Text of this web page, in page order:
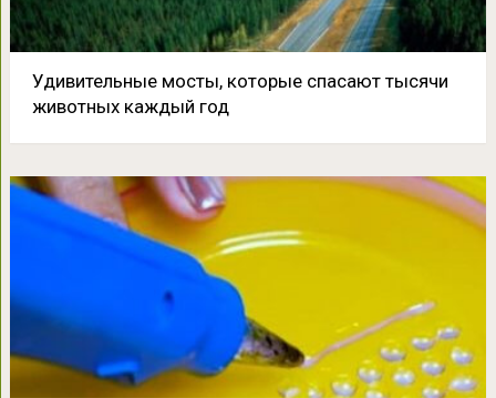
Удивительные мосты, которые спасают тысячи
животных каждый год